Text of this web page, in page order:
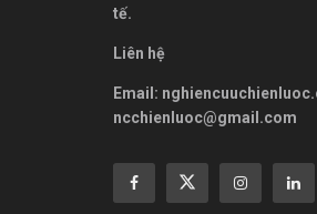
tế.
Liên hệ
Email:
ncchienluoc@gmail.com